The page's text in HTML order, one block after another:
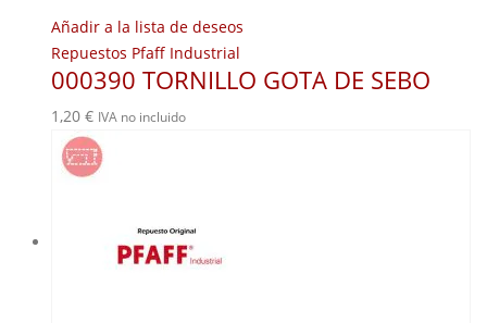
Añadir a la lista de deseos
Repuestos Pfaff Industrial
000390 TORNILLO GOTA DE SEBO
1,20 € IVA no incluido